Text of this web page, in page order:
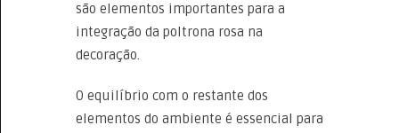
são elementos importantes para a
integração da poltrona rosa na
decoração.
O equilíbrio com o restante dos
elementos do ambiente é essencial para